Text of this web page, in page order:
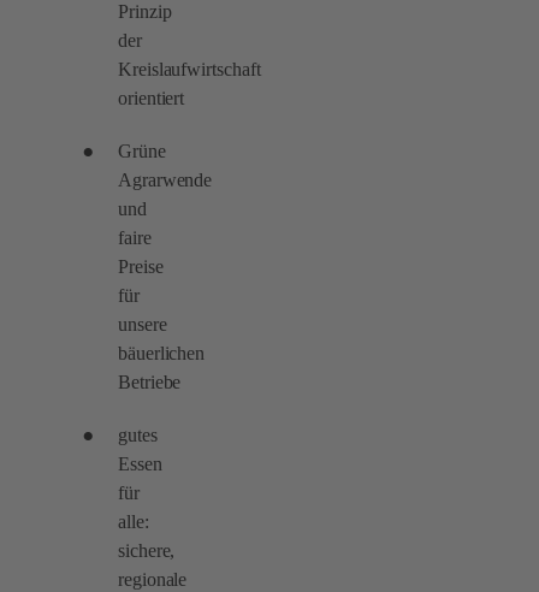
Prinzip
der
Kreislaufwirtschaft
orientiert
Grüne
Agrarwende
und
faire
Preise
für
unsere
bäuerlichen
Betriebe
gutes
Essen
für
alle:
sichere,
regionale